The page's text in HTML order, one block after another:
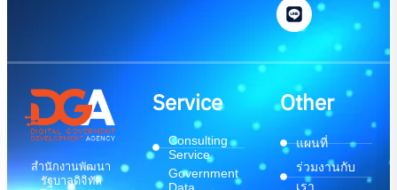
สำนักงานพัฒนา
รัฐบาลดิจิทัล
Service
Consulting
Service
Government
Other
แผนที่
ร่วมงานกับ
เรา